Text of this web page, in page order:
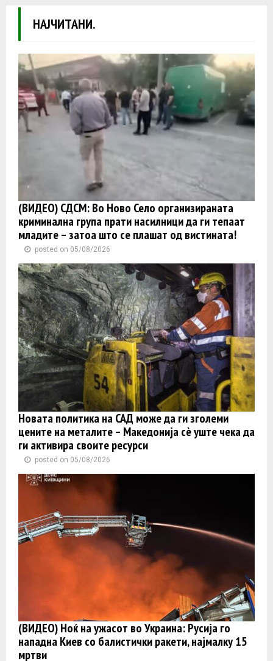
НАЈЧИТАНИ.
(ВИДЕО) СДСМ: Во Ново Село организираната
криминална група прати насилници да ги тепаат
младите – затоа што се плашат од вистината!
posted on 05/08/2026
Новата политика на САД може да ги зголеми
цените на металите – Македонија сè уште чека да
ги активира своите ресурси
posted on 05/08/2026
(ВИДЕО) Ноќ на ужасот во Украина: Русија го
нападна Киев со балистички ракети, најмалку 15
мртви